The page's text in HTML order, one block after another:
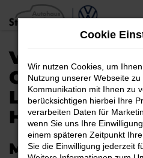
Zum
Hauptinhalt
VW TOUAREG
HANNOVER
MIT RABATT
Cookie
Wir nutzen Cookies, um
Nutzung unserer Webseite
Kommunikation mit Ihnen zu
berücksichtigen hierbei Ihre
verarbeiten Daten für
wenn Sie uns Ihre
einem späteren Zeitpunkt
Sie die Einwilligung jederzeit